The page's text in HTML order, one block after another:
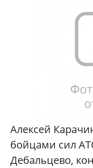
Алексей
бойцами сил
Дебальцево,